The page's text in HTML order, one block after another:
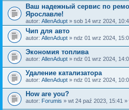
Ваш надежный сервис по
Ярославле!
autor: AllenAdupt » sob 14 wrz 2024,
Чип для авто
autor: AllenAdupt » ndz 01 wrz 2024,
Экономия топлива
autor: AllenAdupt » ndz 01 wrz 2024,
Удаление катализатора
autor: AllenAdupt » ndz 01 wrz 2024,
How are you?
autor: Forumis » wt 24 paź 2023, 15:41 »